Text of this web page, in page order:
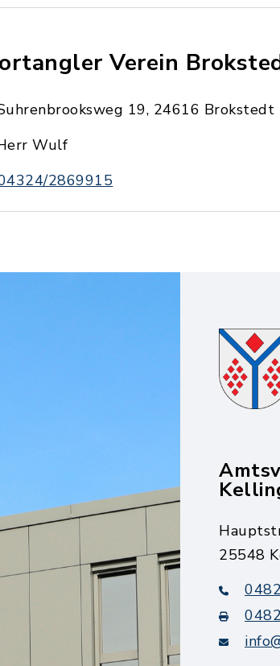
Verein
19, 24616 Brokstedt
Wulf
2869915
25548